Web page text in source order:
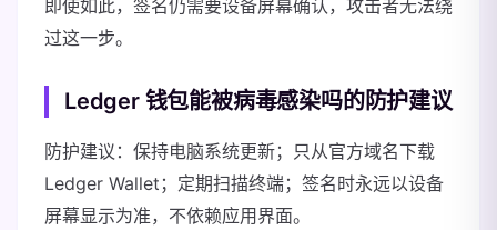
即使如此，签名仍需要设备屏幕确认，攻击者无法绕
过这一步。
Ledger 钱包能被病毒感染吗的防护建议
防护建议：保持电脑系统更新；只从官方域名下载
Ledger Wallet；定期扫描终端；签名时永远以设备
屏幕显示为准，不依赖应用界面。